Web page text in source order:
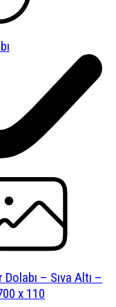
– Sıva Altı –
x 110